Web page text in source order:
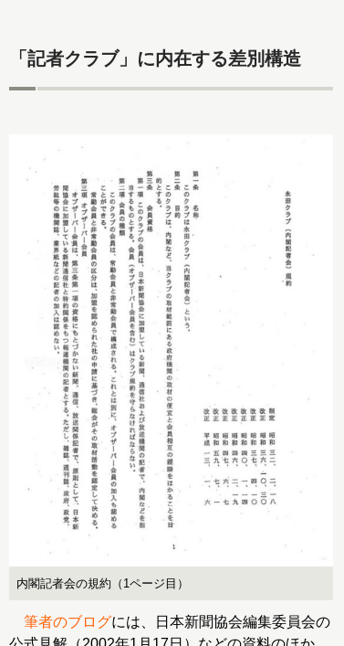
「記者クラブ」に内在する差別構造
内閣記者会の規約（1ページ目）
筆者のブログには、日本新聞協会編集委員会の